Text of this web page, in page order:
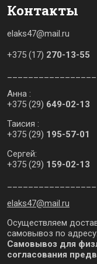
Контакты
elaks47@mail.ru
+375 (17) 270-13-55
Анна :
+375 (29) 649-02-13
Таисия :
+375 (29) 195-57-01
Сергей:
+375 (29) 159-02-13
elaks47@mail.ru
Осуществляем
самовывоз по
Самовывоз для
согласования